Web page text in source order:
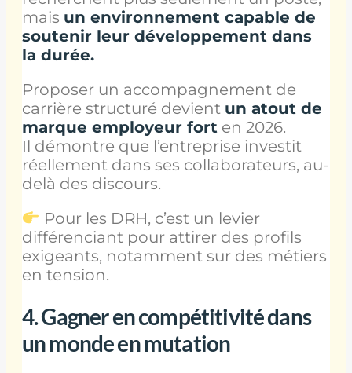
mais un environnement capable de
soutenir leur développement dans
la durée.
Proposer un accompagnement de
carrière structuré devient un atout de
marque employeur fort en 2026.
Il démontre que l’entreprise investit
réellement dans ses collaborateurs, au-
delà des discours.
Pour les DRH, c’est un levier
différenciant pour attirer des profils
exigeants, notamment sur des métiers
en tension.
4.Gagner en compétitivité dans
un monde en mutation